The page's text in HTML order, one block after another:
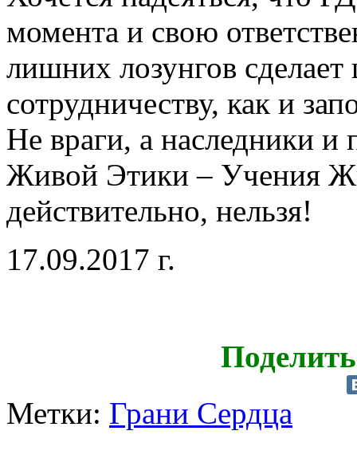
момента и свою
лишних лозунгов
сотрудничеству, как и
Не враги, а наследники и
Живой Этики – Учения
действительно, нельзя!
17.09.2017 г.
Метки: Грани Сердца